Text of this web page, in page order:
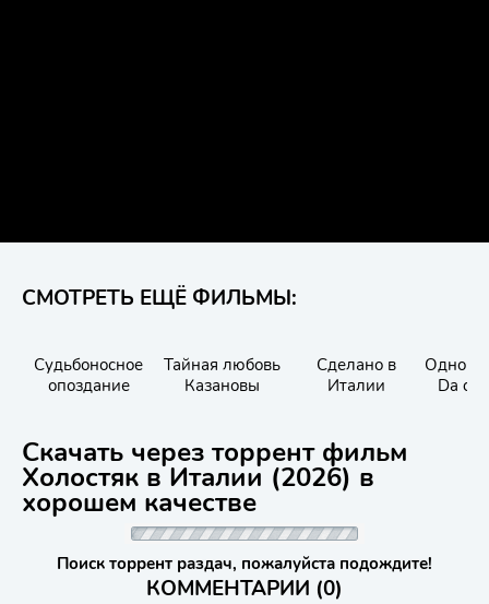
СМОТРЕТЬ ЕЩЁ ФИЛЬМЫ:
Судьбоносное
опоздание
Тайная любовь
Казановы
Сделано в
Италии
Одно
Da
Скачать через торрент фильм
Холостяк в Италии (2026) в
хорошем качестве
Поиск торрент раздач, пожалуйста подождите!
КОММЕНТАРИИ (0)